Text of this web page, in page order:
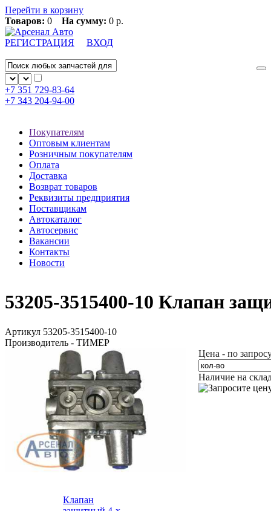
Перейти в корзину
Товаров: 0 На сумму: 0 р.
РЕГИСТРАЦИЯ ВХОД
+7 351 729-83-64
+7 343 204-94-00
Покупателям
Оптовым клиентам
Розничным покупателям
Оплата
Доставка
Возврат товаров
Реквизиты предприятия
Поставщикам
Автокаталог
Автосервис
Вакансии
Контакты
Новости
53205-3515400-10 Клапан
Артикул 53205-3515400-10
Производитель - ТИМЕР
Цена - по
Наличие на
Клапан